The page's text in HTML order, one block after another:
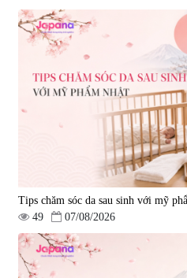
Tips chăm sóc da sau sinh với mỹ
49
07/08/2026